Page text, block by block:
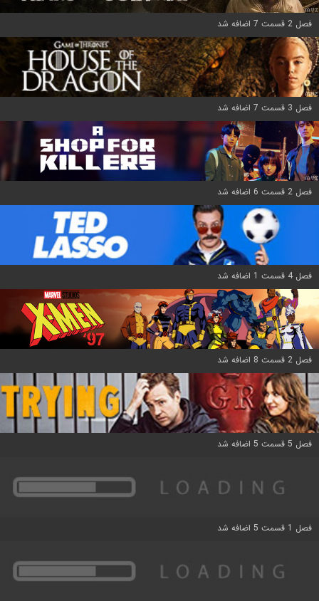
فصل 2 قسمت 7 اضافه شد
فصل 3 قسمت 7 اضافه شد
فصل 2 قسمت 6 اضافه شد
فصل 4 قسمت 1 اضافه شد
فصل 2 قسمت 8 اضافه شد
فصل 5 قسمت 5 اضافه شد
فصل 1 قسمت 5 اضافه شد